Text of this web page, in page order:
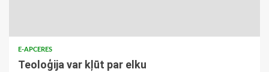
E-APCERES
Teoloģija var kļūt par elku